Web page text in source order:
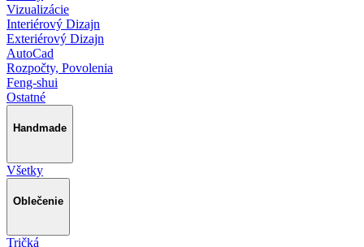
Vizualizácie
Interiérový Dizajn
Exteriérový Dizajn
AutoCad
Rozpočty, Povolenia
Feng-shui
Ostatné
Handmade
Všetky
Oblečenie
Tričká